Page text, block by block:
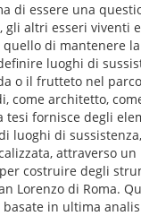
di essere una
altri esseri viventi
quello di mantenere
luoghi di
o il frutteto nel
come architetto,
tesi fornisce degli
luoghi di
attraverso
costruire degli
Lorenzo di Roma.
in ultima